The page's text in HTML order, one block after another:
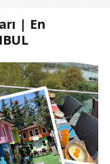
| En